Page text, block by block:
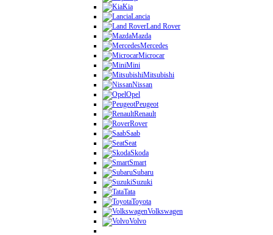
Kia
Lancia
Land Rover
Mazda
Mercedes
Microcar
Mini
Mitsubishi
Nissan
Opel
Peugeot
Renault
Rover
Saab
Seat
Skoda
Smart
Subaru
Suzuki
Tata
Toyota
Volkswagen
Volvo